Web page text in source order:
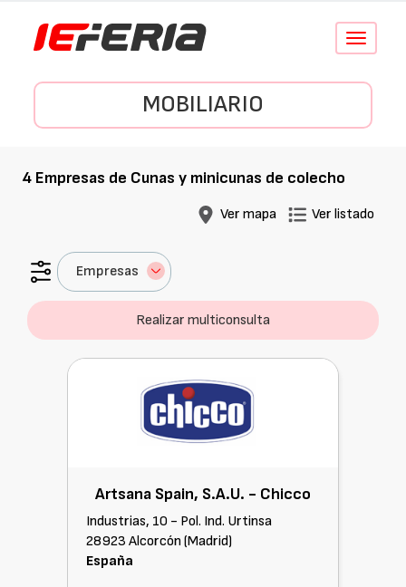
Conmutar
MOBILIARIO
4 Empresas de Cunas y minicunas de colecho
Ver mapa Ver listado
Empresas
Realizar multiconsulta
Artsana Spain, S.A.U. - Chicco
Industrias, 10 - Pol. Ind. Urtinsa
28923 Alcorcón (Madrid)
España